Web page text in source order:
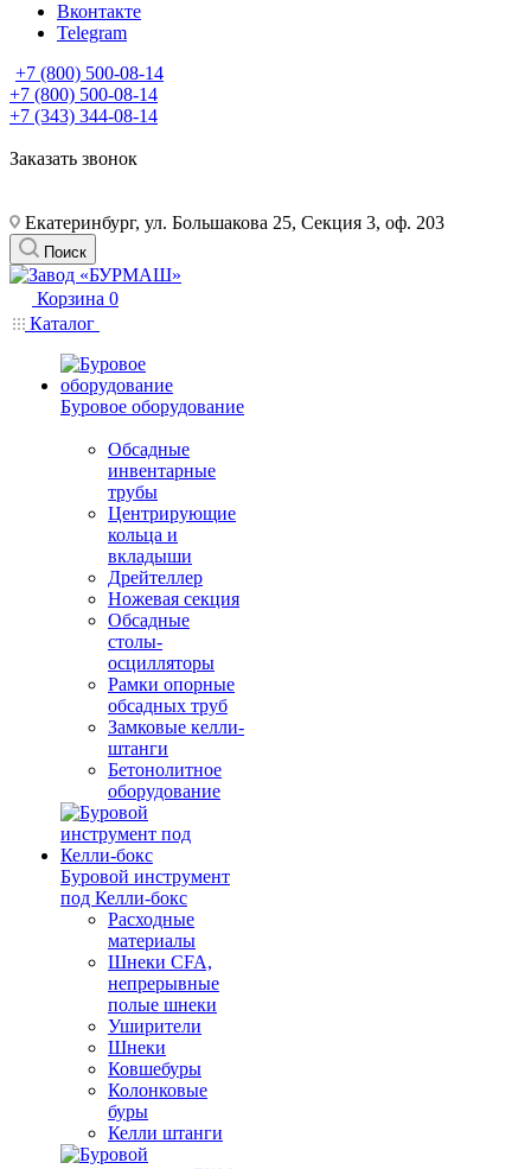
Вконтакте
Telegram
+7 (800) 500-08-14
+7 (800) 500-08-14
+7 (343) 344-08-14
Заказать звонок
Екатеринбург, ул. Большакова 25, Секция 3, оф. 203
Поиск
Корзина 0
Каталог
Буровое оборудование
Обсадные
инвентарные
трубы
Центрирующие
кольца и
вкладыши
Дрейтеллер
Ножевая секция
Обсадные
столы-
осцилляторы
Рамки опорные
обсадных труб
Замковые келли-
штанги
Бетонолитное
оборудование
Буровой инструмент
под Келли-бокс
Расходные
материалы
Шнеки CFA,
непрерывные
полые шнеки
Уширители
Шнеки
Ковшебуры
Колонковые
буры
Келли штанги